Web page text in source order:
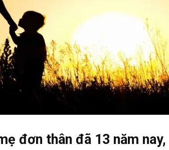
đơn thân đã 13 năm nay,